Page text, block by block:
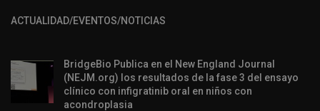
ACTUALIDAD/EVENTOS/NOTICIAS
BridgeBio Publica en el New England Journal
(NEJM.org) los resultados de la fase 3 del ensayo
clínico con infigratinib oral en niños con
acondroplasia